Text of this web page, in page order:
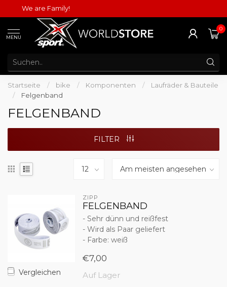
We are Family!
MENU
0
Startseite / bike / Komponenten /
Laufräder & Bauteile
/
Felgenband
FELGENBAND
FILTER
Vergleichen
ZIPP
FELGENBAND
- Sehr dünn und reißfest
- Wird als Paar geliefert
- Farbe: weiß
€7,00
Auf Lager